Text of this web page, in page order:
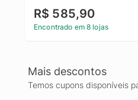
R$ 585,90
Encontrado em 8 lojas
Mais descontos
Temos cupons disponíveis